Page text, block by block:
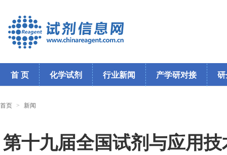
首 页 化学试剂 行业新闻 产学研对接 研
首页 > 新闻
第十九届全国试剂与应用